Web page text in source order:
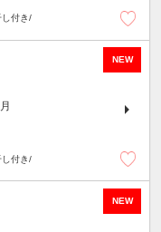
し付き/
NEW
し付き/
NEW